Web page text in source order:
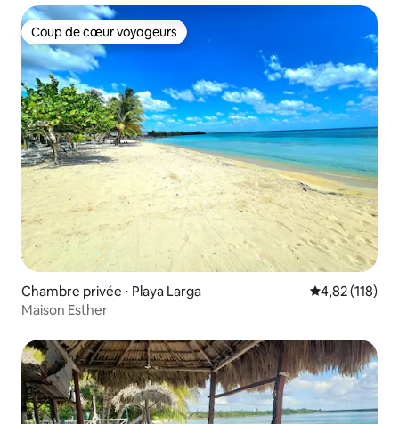
Coup de cœur voyageurs
Coup de cœur voyageurs
Chambre privée ⋅ Playa Larga Évaluation
4,82 (118)
Maison Esther